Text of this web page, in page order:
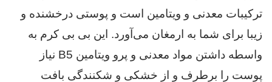
ترکیبات معدنی و ویتامین است و پوستی درخشنده و
زیبا برای شما به ارمغان می‌آورد. این بی بی کرم به
واسطه داشتن مواد معدنی و پرو ویتامین B5 نیاز
پوست را برطرف و از خشکی و شکنندگی بافت